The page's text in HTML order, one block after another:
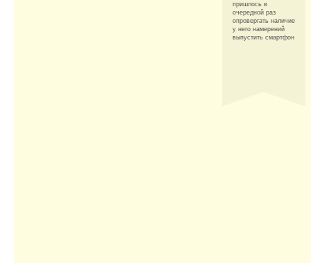
пришлось в
очередной раз
опровергать наличие
у него намерений
выпустить смартфон